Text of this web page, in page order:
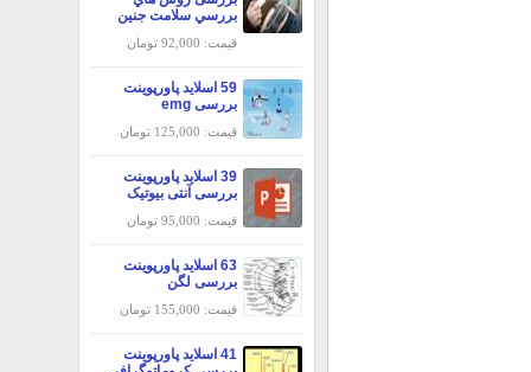
بررسي سلامت جنين
قیمت: 92,000 تومان
59 اسلاید پاورپوینت
بررسی emg
قیمت: 125,000 تومان
39 اسلاید پاورپوینت
بررسی آنتی بیوتیک
قیمت: 95,000 تومان
63 اسلاید پاورپوینت
بررسی لگن
قیمت: 155,000 تومان
41 اسلاید پاورپوینت